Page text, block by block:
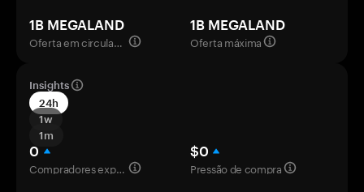
1B MEGALAND
Oferta em circulação
1B MEGALAND
Oferta máxima
Insights
24h
1w
1m
0
Compradores experientes
$0
Pressão de compra